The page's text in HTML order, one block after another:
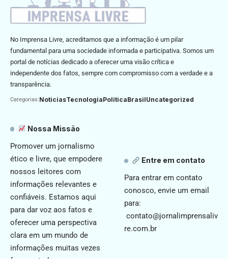
No Imprensa Livre, acreditamos que a informação é um pilar
fundamental para uma sociedade informada e participativa. Somos um
portal de notícias dedicado a oferecer uma visão crítica e
independente dos fatos, sempre com compromisso com a verdade e a
transparência.
Categorias:NoticiasTecnologiaPoliticaBrasilUncategorized
Nossa Missão
Promover um jornalismo
ético e livre, que empodere
nossos leitores com
informações relevantes e
confiáveis. Estamos aqui
para dar voz aos fatos e
oferecer uma perspectiva
clara em um mundo de
informações muitas vezes
fragmentadas.
Entre em contato
Para entrar em contato
conosco, envie um email
para:
contato@jornalimprensaliv
re.com.br